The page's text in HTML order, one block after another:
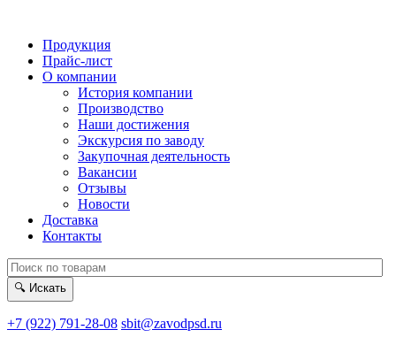
Продукция
Прайс-лист
О компании
История компании
Производство
Наши достижения
Экскурсия по заводу
Закупочная деятельность
Вакансии
Отзывы
Новости
Доставка
Контакты
🔍 Искать
+7 (922) 791-28-08 sbit@zavodpsd.ru